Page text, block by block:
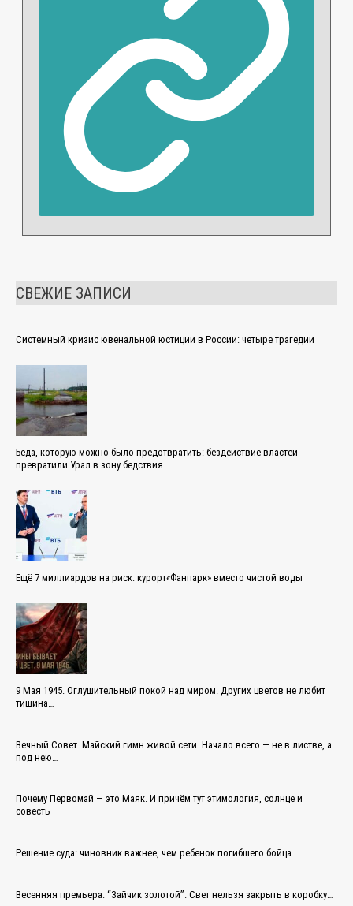
СВЕЖИЕ ЗАПИСИ
Системный кризис ювенальной юстиции в России: четыре трагедии
Беда, которую можно было предотвратить: бездействие властей
превратили Урал в зону бедствия
Ещё 7 миллиардов на риск: курорт«Фанпарк» вместо чистой воды
9 Мая 1945. Оглушительный покой над миром. Других цветов не любит
тишина…
Вечный Совет. Майский гимн живой сети. Начало всего — не в листве, а
под нею…
Почему Первомай — это Маяк. И причём тут этимология, солнце и
совесть
Решение суда: чиновник важнее, чем ребенок погибшего бойца
Весенняя премьера: “Зайчик золотой”. Свет нельзя закрыть в коробку…